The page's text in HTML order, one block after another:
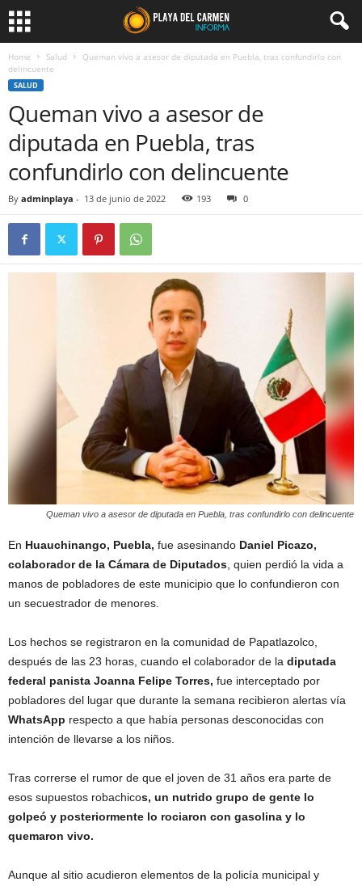
Home Salud
Queman vivo a asesor de diputada en Puebla, tras confundirlo con
delincuente
SALUD
Queman vivo a asesor de
diputada en Puebla, tras
confundirlo con delincuente
By adminplaya - 13 de junio de 2022 193 0
Queman vivo a asesor de diputada en Puebla, tras confundirlo con delincuente
En Huauchinango, Puebla, fue asesinando Daniel Picazo,
colaborador de la Cámara de Diputados , quien perdió la vida a
manos de pobladores de este municipio que lo confundieron con
un secuestrador de menores.
Los hechos se registraron en la comunidad de Papatlazolco,
después de las 23 horas, cuando el colaborador de la diputada
federal panista Joanna Felipe Torres, fue interceptado por
pobladores del lugar que durante la semana recibieron alertas vía
WhatsApp respecto a que había personas desconocidas con
intención de llevarse a los niños.
Tras correrse el rumor de que el joven de 31 años era parte de
esos supuestos robachicos, un nutrido grupo de gente lo
golpeó y posteriormente lo rociaron con gasolina y lo
quemaron vivo.
Aunque al sitio acudieron elementos de la policía municipal y